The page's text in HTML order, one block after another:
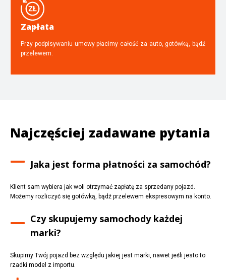
Zapłata
Przy podpisywaniu umowy płacimy całość za auto, gotówką, bądź
przelewem.
Najczęściej zadawane pytania
Jaka jest forma płatności za samochód?
Klient sam wybiera jak woli otrzymać zapłatę za sprzedany pojazd.
Możemy rozliczyć się gotówką, bądź przelewem ekspresowym na konto.
Czy skupujemy samochody każdej
marki?
Skupimy Twój pojazd bez względu jakiej jest marki, nawet jeśli jesto to
rzadki model z importu.